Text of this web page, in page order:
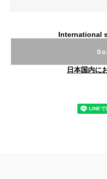
International
日本国内に